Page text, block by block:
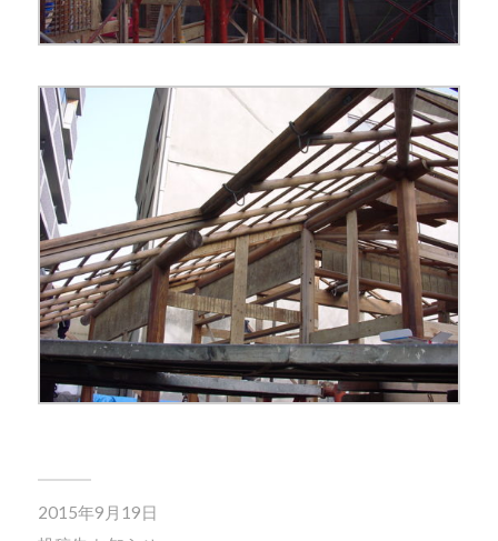
2015年9月19日